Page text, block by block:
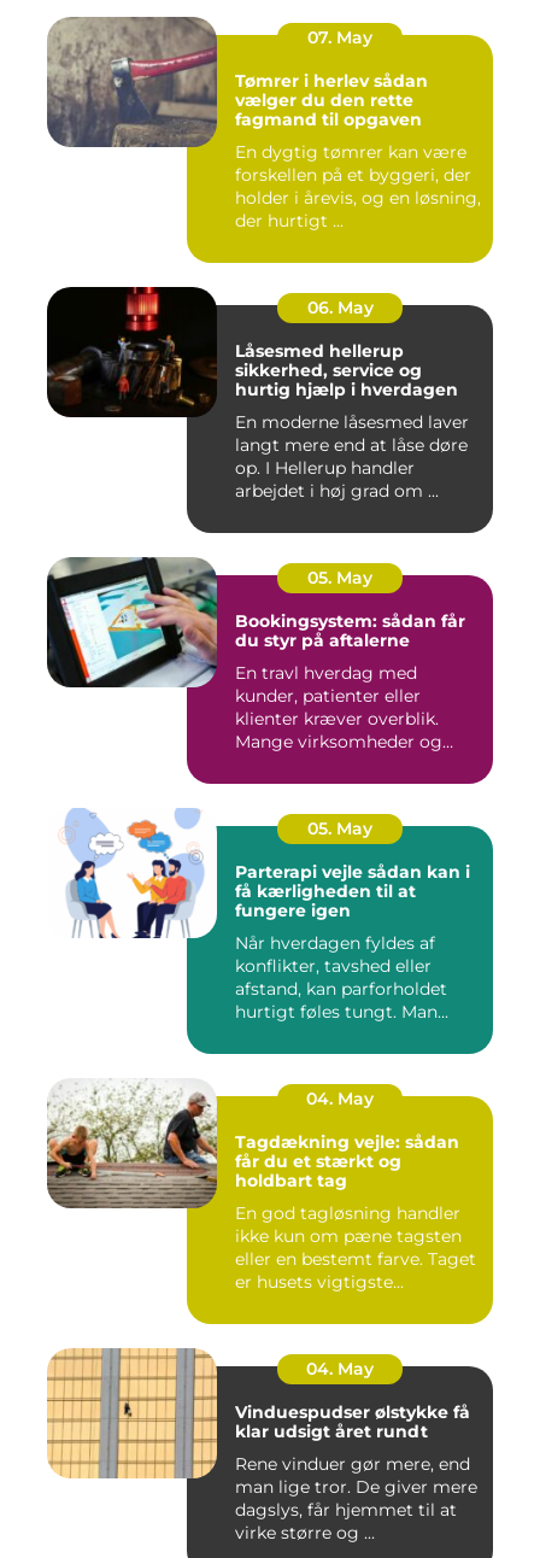
07. May
Tømrer i herlev sådan
vælger du den rette
fagmand til opgaven
En dygtig tømrer kan være
forskellen på et byggeri, der
holder i årevis, og en løsning,
der hurtigt ...
06. May
Låsesmed hellerup
sikkerhed, service og
hurtig hjælp i hverdagen
En moderne låsesmed laver
langt mere end at låse døre
op. I Hellerup handler
arbejdet i høj grad om ...
05. May
Bookingsystem: sådan får
du styr på aftalerne
En travl hverdag med
kunder, patienter eller
klienter kræver overblik.
Mange virksomheder og
05. May
Parterapi vejle sådan kan i
få kærligheden til at
fungere igen
Når hverdagen fyldes af
konflikter, tavshed eller
afstand, kan parforholdet
hurtigt føles tungt. Man...
04. May
Tagdækning vejle: sådan
får du et stærkt og
holdbart tag
En god tagløsning handler
ikke kun om pæne tagsten
eller en bestemt farve. Taget
er husets vigtigste...
04. May
Vinduespudser ølstykke få
klar udsigt året rundt
Rene vinduer gør mere, end
man lige tror. De giver mere
dagslys, får hjemmet til at
virke større og ...